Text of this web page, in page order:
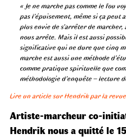
«Je ne marche pas comme le fou
pas l’épuisement, même si ça peut
plus envie de s’arrêter de
nous arrête. Mais il est aussi
significative qui ne dure que cinq
marche est aussi une méthode
comme pratique spirituelle que
méthodologie d’enquête – lecture
Lire un article sur Hendrik par la
Artiste-marcheur co-
Hendrik nous a quitté le